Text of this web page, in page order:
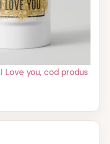
Love you, cod produs